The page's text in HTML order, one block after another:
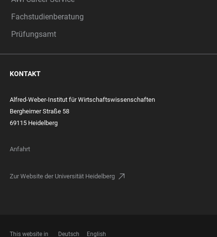
Fachstudienberatung
Prüfungsamt
KONTAKT
Alfred-Weber-Institut für Wirtschaftswissenschaften
Bergheimer Straße 58
69115 Heidelberg
Anfahrt
Zur Website der Universität Heidelberg
This website in Deutsch English